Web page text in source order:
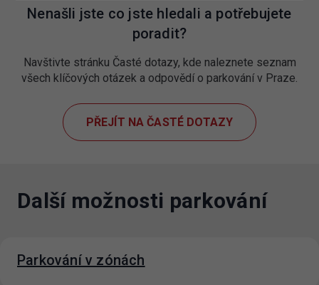
Nenašli jste co jste hledali a potřebujete
poradit?
Navštivte stránku Časté dotazy, kde naleznete seznam
všech klíčových otázek a odpovědí o parkování v Praze.
PŘEJÍT NA ČASTÉ DOTAZY
Další možnosti parkování
Parkování v zónách